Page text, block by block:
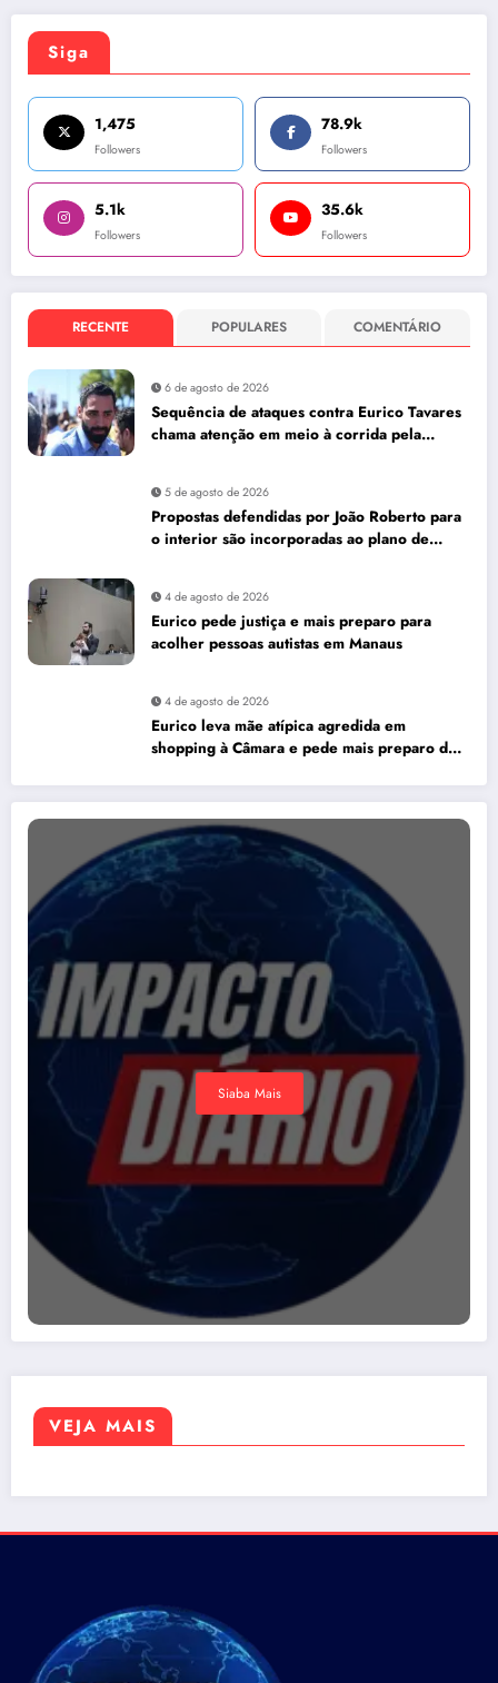
Siga
1,475
Followers
78.9k
Followers
5.1k
Followers
35.6k
Followers
RECENTE POPULARES COMENTÁRIO
6 de agosto de 2026
Sequência de ataques contra Eurico Tavares
chama atenção em meio à corrida pela
5 de agosto de 2026
Propostas defendidas por João Roberto para
o interior são incorporadas ao plano de
4 de agosto de 2026
Eurico pede justiça e mais preparo para
acolher pessoas autistas em Manaus
4 de agosto de 2026
Eurico leva mãe atípica agredida em
shopping à Câmara e pede mais preparo dos
Siaba Mais
VEJA MAIS